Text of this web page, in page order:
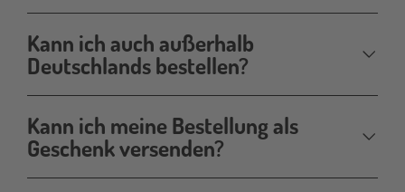
Kann ich auch außerhalb
Deutschlands bestellen?
Kann ich meine Bestellung als
Geschenk versenden?